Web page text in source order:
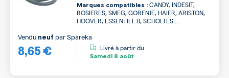
Marques compatibles : CANDY, INDESIT,
ROSIERES, SMEG, GORENJE, HAIER, ARISTON,
HOOVER, ESSENTIEL B, SCHOLTES ...
8,65 €
Vendu neuf parSpareka
Livré à partir du
Samedi 8 août